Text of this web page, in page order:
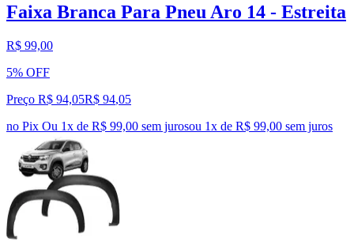
Faixa Branca Para Pneu Aro 14 - Estreita
R$ 99,00
5% OFF
Preço R$ 94,05R$ 94,05
no Pix Ou 1x de R$ 99,00 sem jurosou 1x de R$ 99,00 sem juros